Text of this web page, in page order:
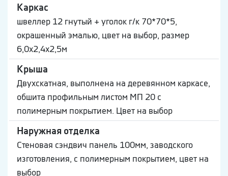
Каркас
швеллер 12 гнутый + уголок г/к 70*70*5,
окрашенный эмалью, цвет на выбор, размер
6,0х2,4х2,5м
Крыша
Двухскатная, выполнена на деревянном каркасе,
обшита профильным листом МП 20 с
полимерным покрытием. Цвет на выбор
Наружная отделка
Стеновая сэндвич панель 100мм, заводского
изготовления, с полимерным покрытием, цвет на
выбор